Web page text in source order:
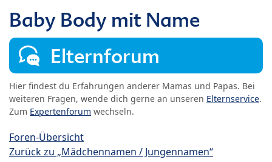
Baby Body mit Name
Elternforum
Hier findest du Erfahrungen anderer Mamas und Papas. Bei
weiteren Fragen, wende dich gerne an unseren Elternservice.
Zum Expertenforum wechseln.
Foren-Übersicht
Zurück zu „Mädchennamen / Jungennamen“